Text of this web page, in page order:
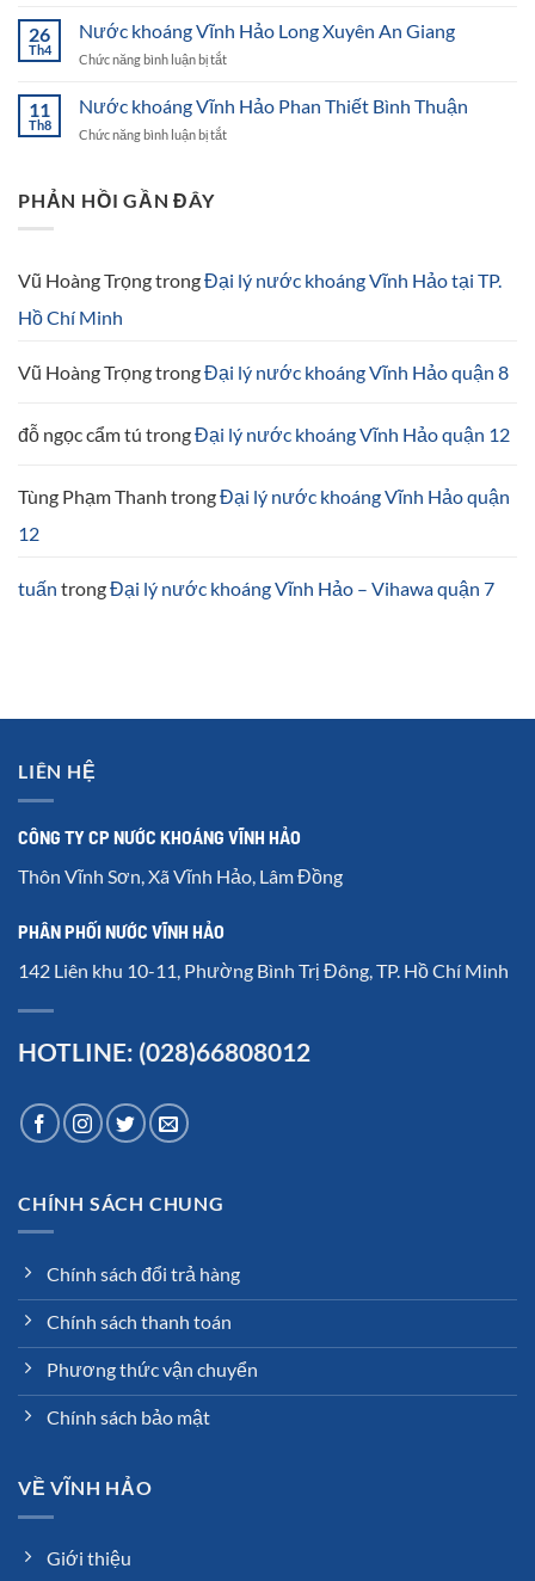
Thuận
khoáng
Vĩnh
Hảo
Lãnh
Tháp
26
Th4
Nước khoáng Vĩnh Hảo Long Xuyên An Giang
Chức năng bình luận bị tắtở
khoáng
Vĩnh
Hảo
11
Th8
Nước khoáng Vĩnh Hảo Phan Thiết Bình Thuận
Chức năng bình luận bị tắtở
Bình
Thuận
PHẢN HỒI GẦN ĐÂY
Vũ Hoàng TrọngtrongĐại lý nước khoáng Vĩnh Hảo tại TP.
Hồ Chí Minh
Vũ Hoàng TrọngtrongĐại lý nước khoáng Vĩnh Hảo quận 8
đỗ ngọc cẩm tú trongĐại lý nước khoáng Vĩnh Hảo quận 12
Tùng Phạm Thanh trongĐại lý nước khoáng Vĩnh Hảo quận
12
tuấn trongĐại lý nước khoáng Vĩnh Hảo – Vihawa quận 7
LIÊN HỆ
CÔNG TY CP NƯỚC KHOÁNG VĨNH HẢO
Thôn Vĩnh Sơn, Xã Vĩnh Hảo, Lâm Đồng
PHÂN PHỐI NƯỚC VĨNH HẢO
142 Liên khu 10-11, Phường Bình Trị Đông, TP. Hồ Chí Minh
HOTLINE: (028)66808012
CHÍNH SÁCH CHUNG
Chính sách đổi trả hàng
Chính sách thanh toán
Phương thức vận chuyển
Chính sách bảo mật
VỀ VĨNH HẢO
Giới thiệu